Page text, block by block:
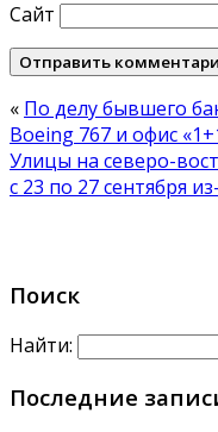
Сайт
« По делу бывшего
Boeing 767 и офис
Улицы на северо-
с 23 по 27 сентября
Поиск
Найти:
Последние